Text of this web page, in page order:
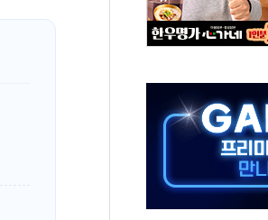
벌서 해루질 중 실종 60대 나흘만에 숨진 채 발견
중 어머니 흉기 살해 10대 아들 체포
개편 재검토 지시…與 "적극 환영"·野 "졸속 국정"